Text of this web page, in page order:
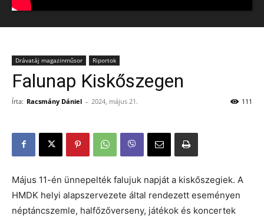
Drávatáj magazinműsor Riportok
Falunap Kiskőszegen
Írta: Racsmány Dániel - 2024, május 21. 111
Május 11-én ünnepelték falujuk napját a kiskőszegiek. A
HMDK helyi alapszervezete által rendezett eseményen
néptáncszemle, halfőzőverseny, játékok és koncertek